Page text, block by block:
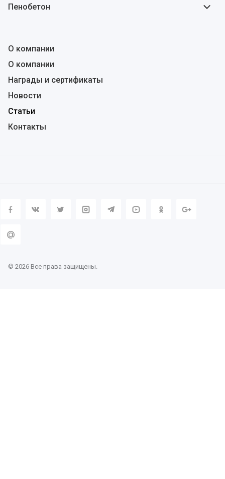
Пенобетон
О компании
О компании
Награды и сертификаты
Новости
Статьи
Контакты
© 2026 Все права защищены.